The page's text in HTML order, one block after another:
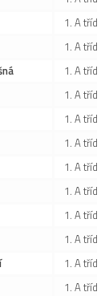
1. A třída
1. A třída
1. A třída
1. A třída
1. A třída
1. A třída
1. A třída
1. A třída
1. A třída
1. A třída
1. A třída
1. A třída